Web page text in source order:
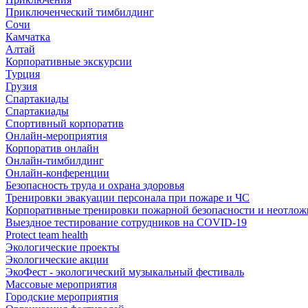
Приключенческий тимбилдинг
Сочи
Камчатка
Алтай
Корпоративные экскурсии
Турция
Грузия
Спартакиады
Спартакиады
Спортивный корпоратив
Онлайн-мероприятия
Корпоратив онлайн
Онлайн-тимбилдинг
Онлайн-конференции
Безопасность труда и охрана здоровья
Тренировки эвакуации персонала при пожаре и ЧС
Корпоративные тренировки пожарной безопасности и
Выездное тестирование сотрудников на COVID-19
Protect team health
Экологические проекты
Экологические акции
ЭкоФест - экологический музыкальный фестиваль
Массовые мероприятия
Городские мероприятия